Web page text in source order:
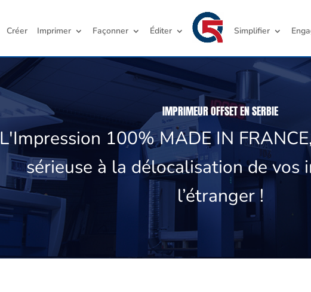
Créer Imprimer Façonner Éditer Simplifier
IMPRIMEUR OFFSET EN SERBIE
L'Impression 100% MADE IN
sérieuse à la délocalisation de vos
l’étranger !